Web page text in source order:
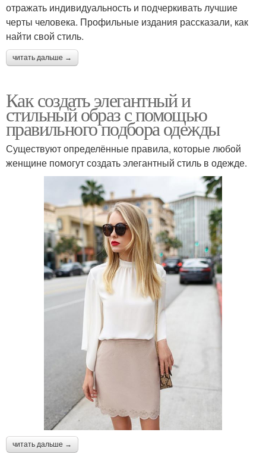
отражать индивидуальность и подчеркивать лучшие
черты человека. Профильные издания рассказали, как
найти свой стиль.
читать дальше →
Как создать элегантный и
стильный образ с помощью
правильного подбора одежды
Существуют определённые правила, которые любой
женщине помогут создать элегантный стиль в одежде.
читать дальше →